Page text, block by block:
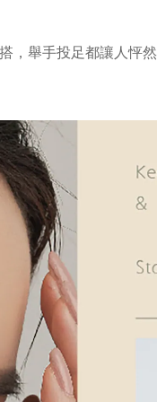
，舉手投足都讓人怦